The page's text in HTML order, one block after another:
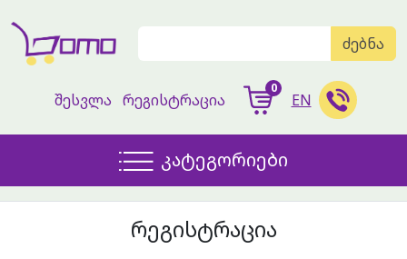
ძებნა
შესვლა რეგისტრაცია
0
EN
კატეგორიები
რეგისტრაცია